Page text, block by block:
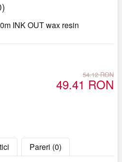
INK OUT wax resin
54.12 RON
49.41 RON
Pareri (0)